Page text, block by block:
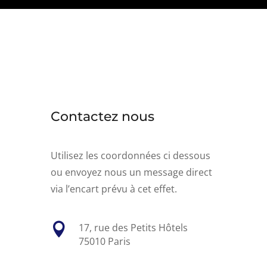
Contactez nous
Utilisez les coordonnées ci dessous
ou envoyez nous un message direct
via l’encart prévu à cet effet.

17, rue des Petits Hôtels
75010 Paris